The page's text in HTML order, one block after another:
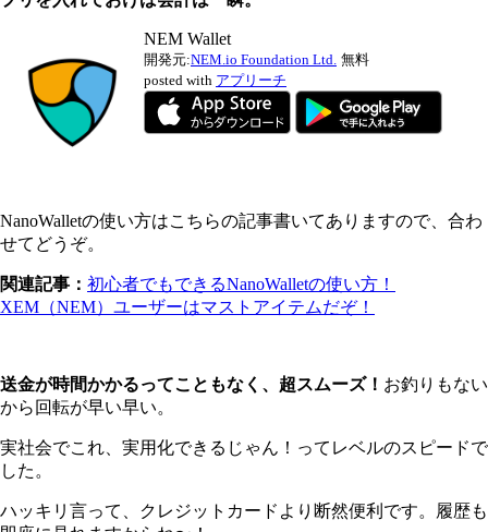
NEM Wallet
開発元:NEM.io Foundation Ltd. 無料
posted with アプリーチ
NanoWalletの使い方はこちらの記事書いてありますので、合わ
せてどうぞ。
関連記事： 初心者でもできるNanoWalletの使い方！
XEM（NEM）ユーザーはマストアイテムだぞ！
送金が時間かかるってこともなく、超スムーズ！ お釣りもない
から回転が早い早い。
実社会でこれ、実用化できるじゃん！ってレベルのスピードで
した。
ハッキリ言って、クレジットカードより断然便利です。履歴も